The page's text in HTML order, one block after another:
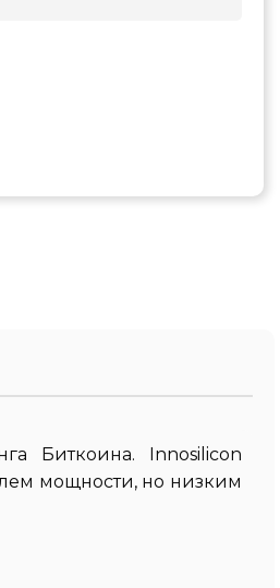
Биткоина. Innosilicon
мощности, но низким